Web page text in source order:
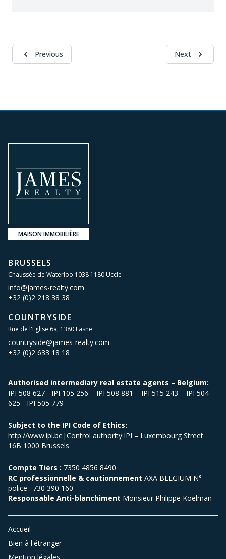
Previous Next
MAISON IMMOBILIÈRE
BRUSSELS
Chaussée de Waterloo 1038 1180 Uccle
info@james-realty.com
+32 (0)2 218 38 38
COUNTRYSIDE
Rue de l'Eglise 6a, 1380 Lasne
countryside@james-realty.com
+32 (0)2 633 18 18
Authorised intermediary real estate agents – Belgium:
IPI 508 627 - IPI 105 256 – IPI 508 881 – IPI 515 243 – IPI 504
625 - IPI 505 779
Subject to the IPI Code of Ethics:
http://www.ipi.be|Control authority:IPI – Luxembourg Street
16B 1000 Brussels
Compte Tiers : 7350 4856 8490
RC professionnelle & cautionnement AXA BELGIUM N°
police : 730 390 160
Responsable Anti-blanchiment Monsieur Philippe Koelman
Accueil
Bien à l'étranger